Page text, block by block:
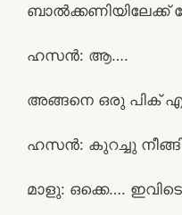
ബാൽക്കണിയിലേക്ക്
ഹസൻ: ആ….
അങ്ങനെ ഒരു പിക്
ഹസൻ: കുറച്ചു നീങ്ങി
മാളു: ഒക്കെ….